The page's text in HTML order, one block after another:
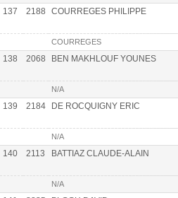
137 2188 COURREGES PHILIPPE
COURREGES
138 2068 BEN MAKHLOUF YOUNES
N/A
139 2184 DE ROCQUIGNY ERIC
N/A
140 2113 BATTIAZ CLAUDE-ALAIN
N/A